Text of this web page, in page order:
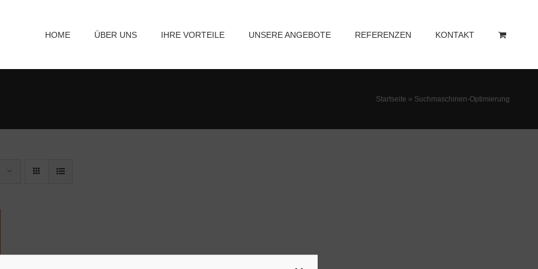
HOME ÜBER UNS IHRE VORTEILE UNSERE ANGEBOTE REFERENZEN KONTAKT
Startseite » Suchmaschinen-Optimierung